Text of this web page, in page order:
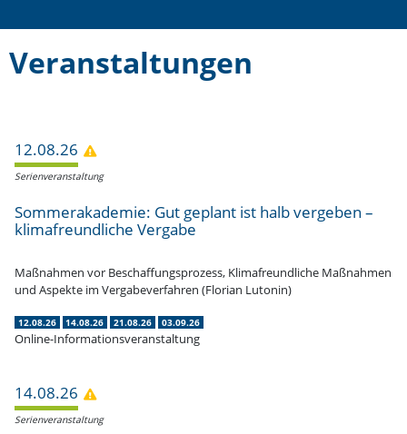
Veran­stal­tungen
12.08.26
Serien­ver­an­staltung
Sommer­aka­demie: Gut geplant ist halb vergeben –
klima­freund­liche Vergabe
Maßnahmen vor Beschaf­fungs­prozess, Klima­freund­liche Maßnahmen
und Aspekte im Verga­be­ver­fahren (Florian Lutonin)
12.08.26 14.08.26 21.08.26 03.09.26
Online-Informationsveranstaltung
14.08.26
Serien­ver­an­staltung